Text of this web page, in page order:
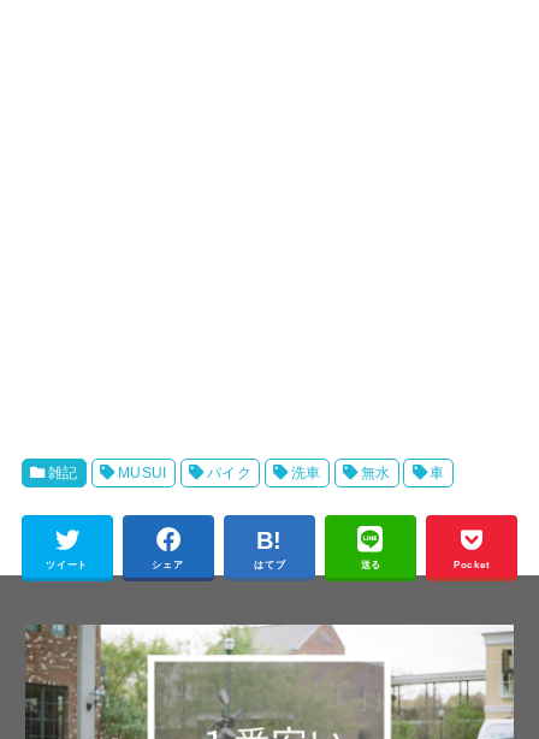
雑記 MUSUI バイク 洗車 無水 車
ツイート シェア はてブ 送る Pocket